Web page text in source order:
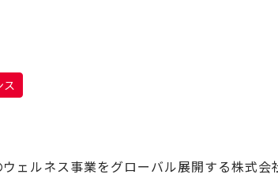
ス
ェルネス事業をグローバル展開する株式